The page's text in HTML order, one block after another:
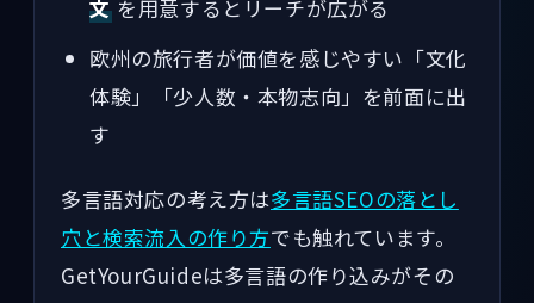
文を用意するとリーチが広がる
欧州の旅行者が価値を感じやすい「文化
体験」「少人数・本物志向」を前面に出
す
多言語対応の考え方は多言語SEOの落とし
穴と検索流入の作り方でも触れています。
GetYourGuideは多言語の作り込みがその